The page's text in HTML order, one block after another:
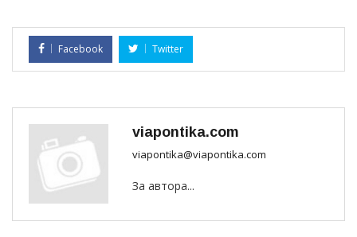
Facebook Twitter
viapontika.com
viapontika@viapontika.com
За автора...